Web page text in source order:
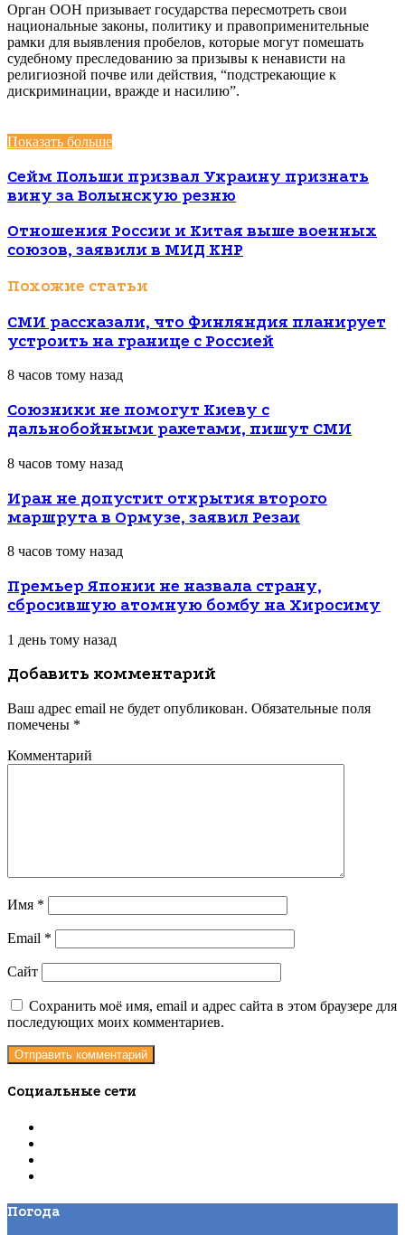
Орган ООН призывает государства пересмотреть свои
национальные законы, политику и правоприменительные
рамки для выявления пробелов, которые могут помешать
судебному преследованию за призывы к ненависти на
религиозной почве или действия, “подстрекающие к
дискриминации, вражде и насилию”.
Показать больше
Сейм Польши призвал Украину признать
вину за Волынскую резню
Отношения России и Китая выше военных
союзов, заявили в МИД КНР
Похожие статьи
СМИ рассказали, что Финляндия планирует
устроить на границе с Россией
8 часов тому назад
Союзники не помогут Киеву с
дальнобойными ракетами, пишут СМИ
8 часов тому назад
Иран не допустит открытия второго
маршрута в Ормузе, заявил Резаи
8 часов тому назад
Премьер Японии не назвала страну,
сбросившую атомную бомбу на Хиросиму
1 день тому назад
Добавить комментарий
Ваш адрес email не будет опубликован. Обязательные поля
помечены *
Комментарий
Имя *
Email *
Сайт
Сохранить моё имя, email и адрес сайта в этом браузере для
последующих моих комментариев.
Социальные сети
Погода